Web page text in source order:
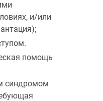
и/или
помощь
синдромом